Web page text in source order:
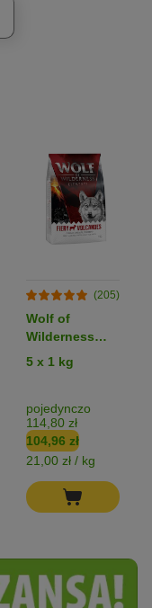
(205)
Wolf of
Wilderness
Monoprotein
Sensitive
Volcanoes”,
jagnięcina -
bez zbóż
5 x 1 kg
pojedynczo
114,80 zł
104,96 zł
21,00 zł / kg